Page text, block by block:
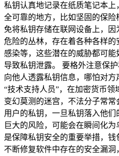
私钥认真地记录在纸质笔记本
全可靠的地方，比如坚固的保
免将私钥存储在联网设备上，
危险的丛林，存在着各种各样
感染等，这些潜在的威胁都可
导致私钥泄露。 要格外注意保
向他人透露私钥信息，哪怕对
“技术支持人员”，在加密货币
变幻莫测的迷宫，不法分子常
用户的私钥，一旦私钥落入他
巨大的风险，可能会在瞬间化
是保障私钥安全的重要举措，钱
不断修复软件中存在的安全漏